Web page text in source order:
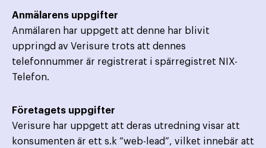
Anmälarens uppgifter
Anmälaren har uppgett att denne har blivit
uppringd av Verisure trots att dennes
telefonnummer är registrerat i spärregistret NIX-
Telefon.
Företagets uppgifter
Verisure har uppgett att deras utredning visar att
konsumenten är ett s.k “web-lead”, vilket innebär att